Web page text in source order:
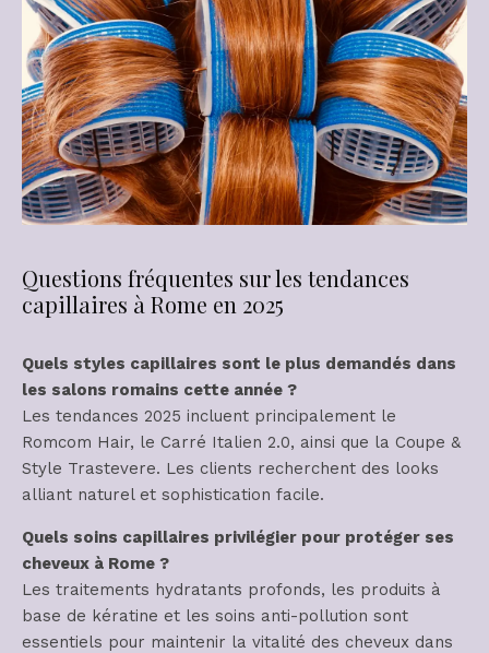
Questions fréquentes sur les tendances
capillaires à Rome en 2025
Quels styles capillaires sont le plus demandés dans
les salons romains cette année ?
Les tendances 2025 incluent principalement le
Romcom Hair, le Carré Italien 2.0, ainsi que la Coupe &
Style Trastevere. Les clients recherchent des looks
alliant naturel et sophistication facile.
Quels soins capillaires privilégier pour protéger ses
cheveux à Rome ?
Les traitements hydratants profonds, les produits à
base de kératine et les soins anti-pollution sont
essentiels pour maintenir la vitalité des cheveux dans